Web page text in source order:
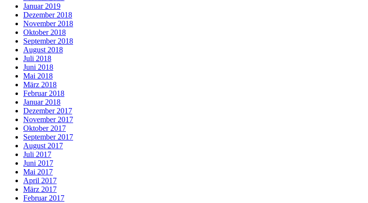
Januar 2019
Dezember 2018
November 2018
Oktober 2018
September 2018
August 2018
Juli 2018
Juni 2018
Mai 2018
März 2018
Februar 2018
Januar 2018
Dezember 2017
November 2017
Oktober 2017
September 2017
August 2017
Juli 2017
Juni 2017
Mai 2017
April 2017
März 2017
Februar 2017